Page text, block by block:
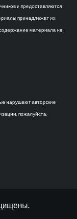
и предоставляются
принадлежат их
материала не
нарушают авторские
пожалуйста,